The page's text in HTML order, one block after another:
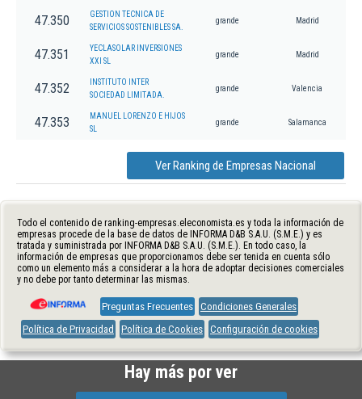
47.350
GESTION TECNICA DE
SERVICIOS SOSTENIBLES SA.
grande Madrid
47.351
YECLASOLAR INVERSIONES
XXI SL
grande Madrid
47.352
INSTITUTO INTER
SOCIEDAD LIMITADA.
grande Valencia
47.353
MANUEL LORENZO E HIJOS
SL
grande Salamanca
Ver Ranking de Empresas Nacional
Todo el contenido de ranking-empresas.eleconomista.es y toda la información de
empresas procede de la base de datos de INFORMA D&B S.A.U. (S.M.E.) y es
tratada y suministrada por INFORMA D&B S.A.U. (S.M.E.). En todo caso, la
información de empresas que proporcionamos debe ser tenida en cuenta sólo
como un elemento más a considerar a la hora de adoptar decisiones comerciales
y no debe por tanto determinar las mismas.
Preguntas Frecuentes Condiciones Generales
Política de Privacidad
Política de Cookies Configuración de cookies
Hay más por ver